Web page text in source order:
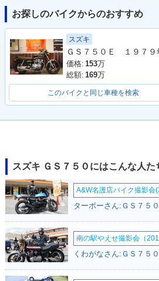
お探しのバイクからのおすすめ
スズキ
価格: 153万
総額: 169万
このバイクと同じ車種を検索
スズキ ＧＳ７５０にはこんな人た
A&W名護店バイク撮影会
ターボーさん:ＧＳ７５
南の駅やえせ撮影会（
くわがなさん:ＧＳ７５